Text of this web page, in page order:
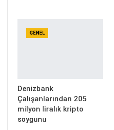
GENEL
Denizbank
Çalışanlarından 205
milyon liralık kripto
soygunu